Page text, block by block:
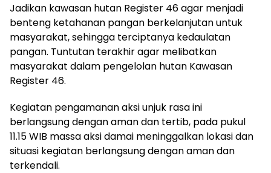
Jadikan kawasan hutan Register 46 agar menjadi
benteng ketahanan pangan berkelanjutan untuk
masyarakat, sehingga terciptanya kedaulatan
pangan. Tuntutan terakhir agar melibatkan
masyarakat dalam pengelolan hutan Kawasan
Register 46.
Kegiatan pengamanan aksi unjuk rasa ini
berlangsung dengan aman dan tertib, pada pukul
11.15 WIB massa aksi damai meninggalkan lokasi dan
situasi kegiatan berlangsung dengan aman dan
terkendali.